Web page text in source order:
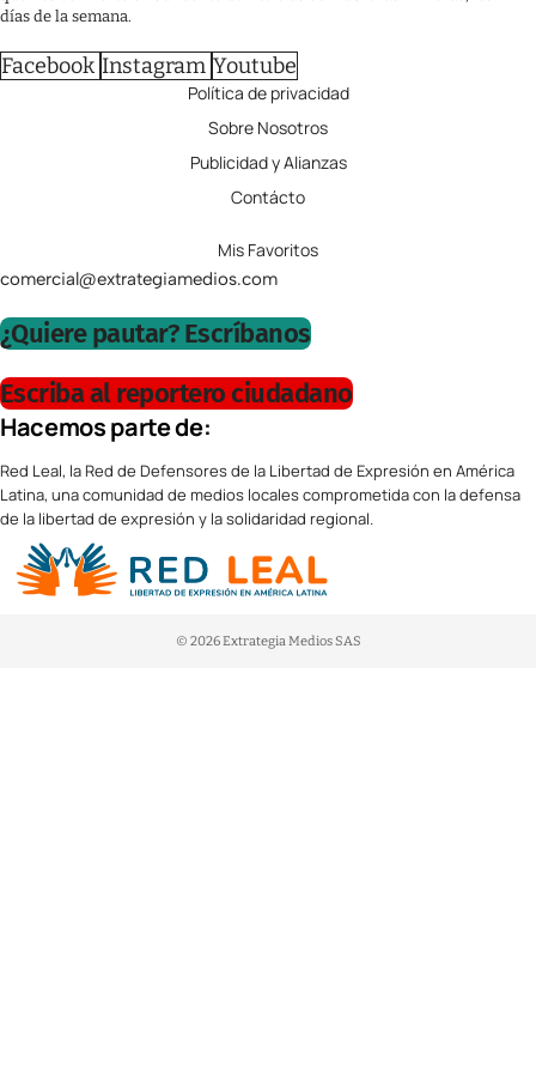
días de la semana.
Facebook Instagram Youtube
Política de privacidad
Sobre Nosotros
Publicidad y Alianzas
Contácto
Mis Favoritos
comercial@extrategiamedios.com
¿Quiere pautar? Escríbanos
Escriba al reportero ciudadano
Hacemos parte de:
Red Leal, la Red de Defensores de la Libertad de Expresión en América
Latina, una comunidad de medios locales comprometida con la defensa
de la libertad de expresión y la solidaridad regional.
© 2026 Extrategia Medios SAS